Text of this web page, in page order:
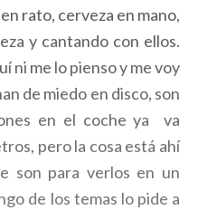
rato, cerveza en mano,
y cantando con ellos.
ni me lo pienso y me voy
de miedo en disco, son
en el coche ya va
pero la cosa está ahí
son para verlos en un
de los temas lo pide a